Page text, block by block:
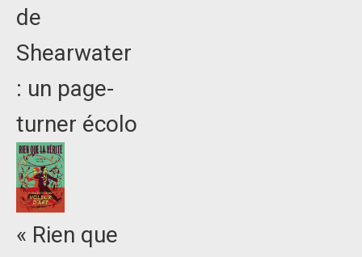
de
Shearwater
: un page-
turner écolo
« Rien que